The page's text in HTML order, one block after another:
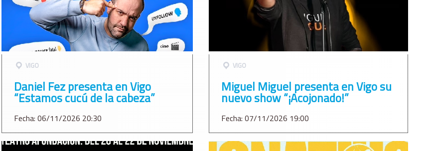
VIGO
Daniel Fez presenta en Vigo
“Estamos cucú de la cabeza”
Fecha: 06/11/2026 20:30
VIGO
Miguel Miguel presenta en Vigo su
nuevo show “¡Acojonado!”
Fecha: 07/11/2026 19:00